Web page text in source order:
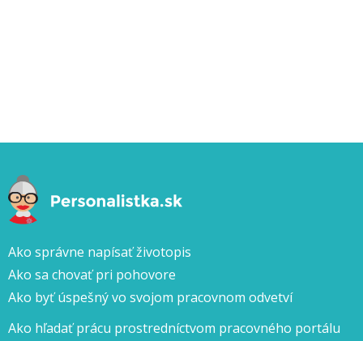
Ako správne napísať životopis
Ako sa chovať pri pohovore
Ako byť úspešný vo svojom pracovnom odvetví
Ako hľadať prácu prostredníctvom pracovného portálu